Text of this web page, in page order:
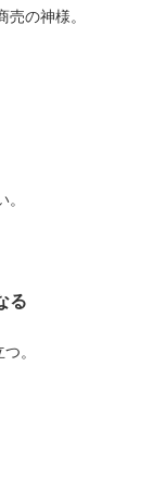
の神様。
る
。